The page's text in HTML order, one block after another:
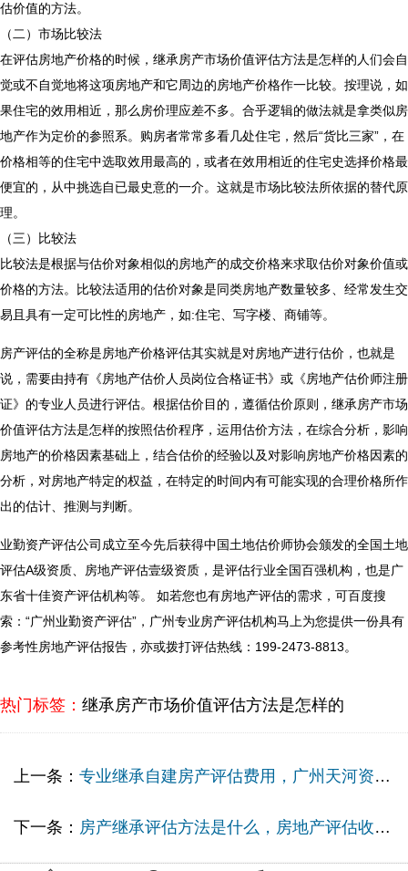
估价值的方法。
（二）市场比较法
在评估房地产价格的时候， 继承房产市场价值评估方法是怎样的人们会自
觉或不自觉地将这项房地产和它周边的房地产价格作一比较。按理说，如
果住宅的效用相近，那么房价理应差不多。合乎逻辑的做法就是拿类似房
地产作为定价的参照系。购房者常常多看几处住宅，然后“货比三家”，在
价格相等的住宅中选取效用最高的，或者在效用相近的住宅史选择价格最
便宜的，从中挑选自已最史意的一介。这就是市场比较法所依据的替代原
理。
（三）比较法
比较法是根据与估价对象相似的房地产的成交价格来求取估价对象价值或
价格的方法。比较法适用的估价对象是同类房地产数量较多、经常发生交
易且具有一定可比性的房地产，如:住宅、写字楼、商铺等。
房产评估的全称是房地产价格评估其实就是对房地产进行估价，也就是
说，需要由持有《房地产估价人员岗位合格证书》或《房地产估价师注册
证》的专业人员进行评估。根据估价目的，遵循估价原则， 继承房产市场
价值评估方法是怎样的按照估价程序，运用估价方法，在综合分析，影响
房地产的价格因素基础上，结合估价的经验以及对影响房地产价格因素的
分析，对房地产特定的权益，在特定的时间内有可能实现的合理价格所作
出的估计、推测与判断。
业勤资产评估公司成立至今先后获得中国土地估价师协会颁发的全国土地
评估A级资质、房地产评估壹级资质，是评估行业全国百强机构，也是广
东省十佳资产评估机构等。 如若您也有房地产评估的需求，可百度搜
索：“广州业勤资产评估”，广州专业房产评估机构马上为您提供一份具有
参考性房地产评估报告，亦或拨打评估热线：199-2473-8813。
热门标签： 继承房产市场价值评估方法是怎样的
上一条： 专业继承自建房产评估费用，广州天河资产评估机构哪家好？
下一条： 房产继承评估方法是什么，房地产评估收费标准？由专业房产评估机构提供！